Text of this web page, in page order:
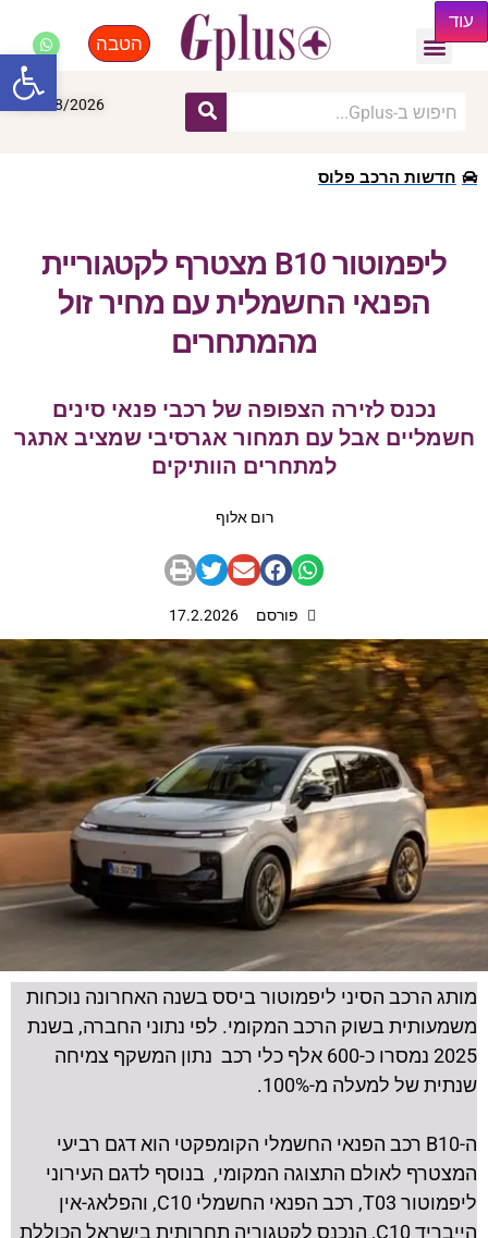
הטבה
07/08/2026
חדשות הרכב פלוס
ליפמוטור B10 מצטרף לקטגוריית
הפנאי החשמלית עם מחיר זול
מהמתחרים
נכנס לזירה הצפופה של רכבי פנאי סינים
חשמליים אבל עם תמחור אגרסיבי שמציב אתגר
למתחרים הוותיקים
רום אלוף
פורסם 17.2.2026
מותג הרכב הסיני ליפמוטור ביסס בשנה האחרונה נוכחות
משמעותית בשוק הרכב המקומי. לפי נתוני החברה, בשנת
2025 נמסרו כ-600 אלף כלי רכב נתון המשקף צמיחה
שנתית של למעלה מ-100%.
ה-B10 רכב הפנאי החשמלי הקומפקטי הוא דגם רביעי
המצטרף לאולם התצוגה המקומי, בנוסף לדגם העירוני
ליפמוטור T03, רכב הפנאי החשמלי C10, והפלאג-אין
הייבריד C10, הנכנס לקטגוריה תחרותית בישראל הכוללת
עוד
פתח